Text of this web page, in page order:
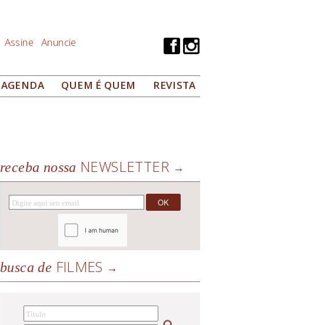
Assine Anuncie
AGENDA QUEM É QUEM REVISTA
receba nossa NEWSLETTER
busca de FILMES